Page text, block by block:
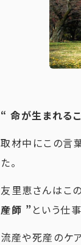
“ 命が生まれる
取材中にこの言
た。
友里恵さんはこ
産師 ”という仕
流産や死産のケ